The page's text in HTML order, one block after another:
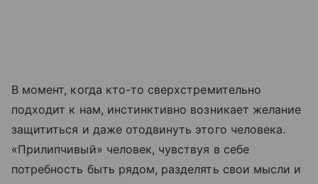
В момент, когда кто-то сверхстремительно
подходит к нам, инстинктивно возникает желание
защититься и даже отодвинуть этого человека.
«Прилипчивый» человек, чувствуя в себе
потребность быть рядом, разделять свои мысли и